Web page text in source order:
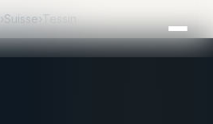
›Suisse›Tessin